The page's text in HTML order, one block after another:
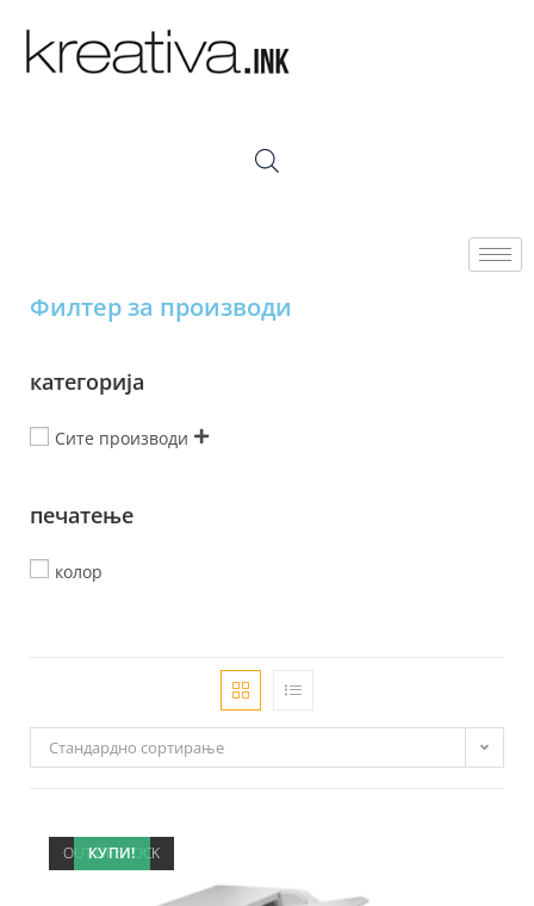
Филтер за производи
категорија
Сите производи
печатење
колор
Стандардно сортирање
OUT OF STOCK
КУПИ!